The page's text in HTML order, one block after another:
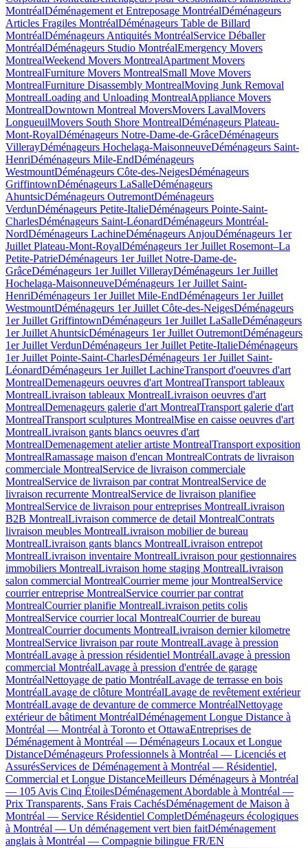
MontréalDéménagement et Entreposage MontréalDéménageurs
Articles Fragiles MontréalDéménageurs Table de Billard
MontréalDéménageurs Antiquités MontréalService Déballer
MontréalDéménageurs Studio MontréalEmergency Movers
MontrealWeekend Movers MontrealApartment Movers
MontrealFurniture Movers MontrealSmall Move Movers
MontrealFurniture Disassembly MontrealMoving Junk Removal
MontrealLoading and Unloading MontrealAppliance Movers
MontrealDowntown Montreal MoversMovers LavalMovers
LongueuilMovers South Shore MontrealDéménageurs Plateau-
Mont-RoyalDéménageurs Notre-Dame-de-GrâceDéménageurs
VillerayDéménageurs Hochelaga-MaisonneuveDéménageurs Saint-
HenriDéménageurs Mile-EndDéménageurs
WestmountDéménageurs Côte-des-NeigesDéménageurs
GriffintownDéménageurs LaSalleDéménageurs
AhuntsicDéménageurs OutremontDéménageurs
VerdunDéménageurs Petite-ItalieDéménageurs Pointe-Saint-
CharlesDéménageurs Saint-LéonardDéménageurs Montréal-
NordDéménageurs LachineDéménageurs AnjouDéménageurs 1er
Juillet Plateau-Mont-RoyalDéménageurs 1er Juillet Rosemont–La
Petite-PatrieDéménageurs 1er Juillet Notre-Dame-de-
GrâceDéménageurs 1er Juillet VillerayDéménageurs 1er Juillet
Hochelaga-MaisonneuveDéménageurs 1er Juillet Saint-
HenriDéménageurs 1er Juillet Mile-EndDéménageurs 1er Juillet
WestmountDéménageurs 1er Juillet Côte-des-NeigesDéménageurs
1er Juillet GriffintownDéménageurs 1er Juillet LaSalleDéménageurs
1er Juillet AhuntsicDéménageurs 1er Juillet OutremontDéménageurs
1er Juillet VerdunDéménageurs 1er Juillet Petite-ItalieDéménageurs
1er Juillet Pointe-Saint-CharlesDéménageurs 1er Juillet Saint-
LéonardDéménageurs 1er Juillet LachineTransport d'oeuvres d'art
MontrealDemenageurs oeuvres d'art MontrealTransport tableaux
MontrealLivraison tableaux MontrealLivraison oeuvres d'art
MontrealDemenageurs galerie d'art MontrealTransport galerie d'art
MontrealTransport sculptures MontrealMise en caisse oeuvres d'art
MontrealLivraison gants blancs oeuvres d'art
MontrealDemenagement atelier artiste MontrealTransport exposition
MontrealRamassage maison d'encan MontrealContrats de livraison
commerciale MontrealService de livraison commerciale
MontrealService de livraison par contrat MontrealService de
livraison recurrente MontrealService de livraison planifiee
MontrealService de livraison pour entreprises MontrealLivraison
B2B MontrealLivraison commerce de detail MontrealContrats
livraison meubles MontrealLivraison mobilier de bureau
MontrealLivraison gants blancs MontrealLivraison entrepot
MontrealLivraison inventaire MontrealLivraison pour gestionnaires
immobiliers MontrealLivraison home staging MontrealLivraison
salon commercial MontrealCourrier meme jour MontrealService
courrier entreprise MontrealService courrier par contrat
MontrealCourrier planifie MontrealLivraison petits colis
MontrealService courrier local MontrealCourrier de bureau
MontrealCourrier documents MontrealLivraison dernier kilometre
MontrealService livraison par route MontrealLavage à pression
MontréalLavage à pression résidentiel MontréalLavage à pression
commercial MontréalLavage à pression d'entrée de garage
MontréalNettoyage de patio MontréalLavage de terrasse en bois
MontréalLavage de clôture MontréalLavage de revêtement extérieur
MontréalLavage de devanture de commerce MontréalNettoyage
extérieur de bâtiment MontréalDéménagement Longue Distance à
Montréal — Montréal à Toronto et OttawaEntreprises de
Déménagement à Montréal — Déménageurs Locaux et Longue
DistanceDéménageurs Professionnels à Montréal — Licenciés et
AssurésServices de Déménagement à Montréal — Résidentiel,
Commercial et Longue DistanceMeilleurs Déménageurs à Montréal
— 105 Avis Cinq ÉtoilesDéménagement Abordable à Montréal —
Prix Transparents, Sans Frais CachésDéménagement de Maison à
Montréal — Service Résidentiel CompletDéménageurs écologiques
à Montréal — Un déménagement vert bien faitDéménagement
anglais à Montréal — Compagnie bilingue FR/EN